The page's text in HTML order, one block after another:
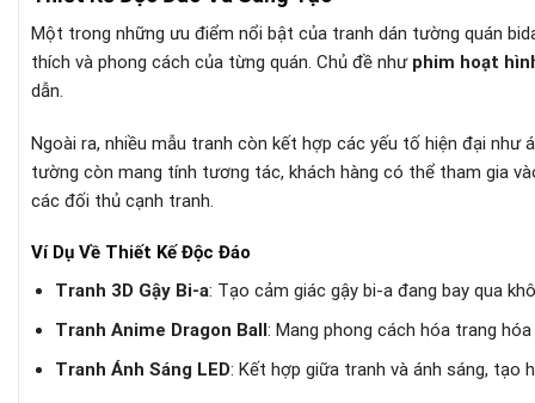
Một trong những ưu điểm nổi bật của tranh dán tường quán
thích và phong cách của từng quán. Chủ đề như phim hoạt
dẫn.
Ngoài ra, nhiều mẫu tranh còn kết hợp các yếu tố hiện đại
tường còn mang tính tương tác, khách hàng có thể tham gia
các đối thủ cạnh tranh.
Ví Dụ Về Thiết Kế Độc Đáo
Tranh 3D Gậy Bi-a: Tạo cảm giác gậy bi-a đang bay qua
Tranh Anime Dragon Ball: Mang phong cách hóa trang
Tranh Ánh Sáng LED: Kết hợp giữa tranh và ánh sáng, tạo